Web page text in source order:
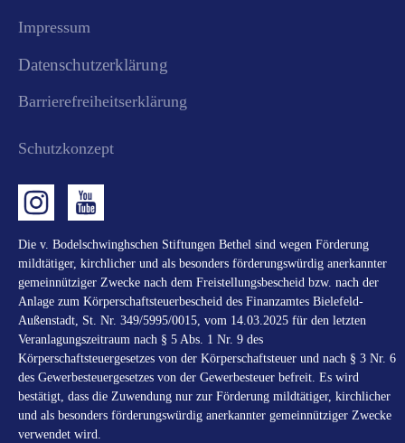
Impressum
Datenschutzerklärung
Barrierefreiheitserklärung
Schutzkonzept
Die v. Bodelschwinghschen Stiftungen Bethel sind wegen Förderung
mildtätiger, kirchlicher und als besonders förderungswürdig anerkannter
gemeinnütziger Zwecke nach dem Freistellungsbescheid bzw. nach der
Anlage zum Körperschaftsteuerbescheid des Finanzamtes Bielefeld-
Außenstadt, St. Nr. 349/5995/0015, vom 14.03.2025 für den letzten
Veranlagungszeitraum nach § 5 Abs. 1 Nr. 9 des
Körperschaftsteuergesetzes von der Körperschaftsteuer und nach § 3 Nr. 6
des Gewerbesteuergesetzes von der Gewerbesteuer befreit. Es wird
bestätigt, dass die Zuwendung nur zur Förderung mildtätiger, kirchlicher
und als besonders förderungswürdig anerkannter gemeinnütziger Zwecke
verwendet wird.